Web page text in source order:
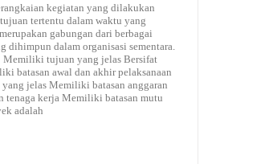
kegiatan yang dilakukan
tertentu dalam waktu yang
gabungan dari berbagai
dihimpun dalam organisasi sementara.
tujuan yang jelas Bersifat
batasan awal dan akhir pelaksanaan
jelas Memiliki batasan anggaran
tenaga kerja Memiliki batasan mutu
adalah